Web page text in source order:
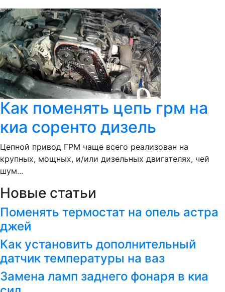
Как поменять цепь грм на
киа соренто дизель
Цепной привод ГРМ чаще всего реализован на
крупных, мощных, и/или дизельных двигателях, чей
шум...
Новые статьи
Поменять термостат на опель астра
джей
Как установить дополнительный
датчик температуры на ваз
Замена ламп заднего фонаря в киа